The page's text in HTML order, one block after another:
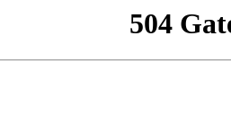
504